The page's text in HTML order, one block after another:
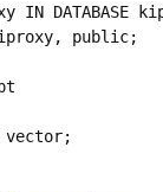
IN DATABASE
public;
vector;